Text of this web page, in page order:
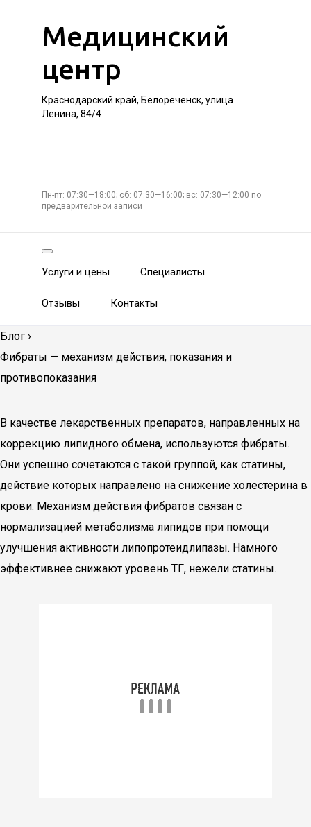
Медицинский
центр
Краснодарский край, Белореченск, улица
Ленина, 84/4
Пн-пт: 07:30—18:00; сб: 07:30—16:00; вс: 07:30—12:00 по
предварительной записи
Услуги и цены Специалисты
Отзывы Контакты
Блог ›
Фибраты — механизм действия, показания и
противопоказания
В качестве лекарственных препаратов, направленных на
коррекцию липидного обмена, используются фибраты.
Они успешно сочетаются с такой группой, как статины,
действие которых направлено на снижение холестерина в
крови. Механизм действия фибратов связан с
нормализацией метаболизма липидов при помощи
улучшения активности липопротеидлипазы. Намного
эффективнее снижают уровень ТГ, нежели статины.